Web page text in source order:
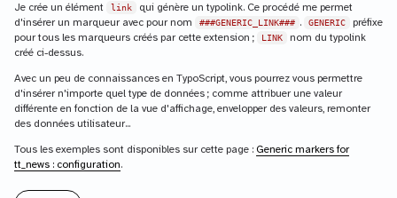
Je crée un élément link
qui génère un typolink. Ce procédé me permet
d'insérer un marqueur avec pour nom
###GENERIC_LINK### . GENERIC
préfixe
pour tous les marqueurs créés par cette extension ;
LINK
nom du typolink
créé ci-dessus.
Avec un peu de connaissances en TypoScript, vous pourrez vous permettre
d'insérer n'importe quel type de données ; comme attribuer une valeur
différente en fonction de la vue d'affichage, envelopper des valeurs, remonter
des données utilisateur...
Tous les exemples sont disponibles sur cette page : Generic markers for
tt_news : configuration.